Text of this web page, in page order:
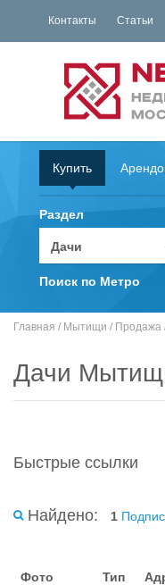
Контакты Статьи
Купить
Раздел
Поиск по Метро
Главная / Мытищи / Продажа
Дачи
Быстрые ссылки
Найдено: 1
Фото Тип